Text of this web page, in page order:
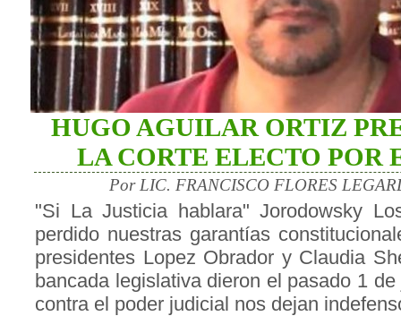
HUGO AGUILAR ORTIZ
LA CORTE ELECTO POR
Por LIC. FRANCISCO FLORES
"Si La Justicia hablara" Jorodowsky
perdido nuestras garantías
presidentes Lopez Obrador y Claudia
bancada legislativa dieron el pasado 1
contra el poder judicial nos dejan